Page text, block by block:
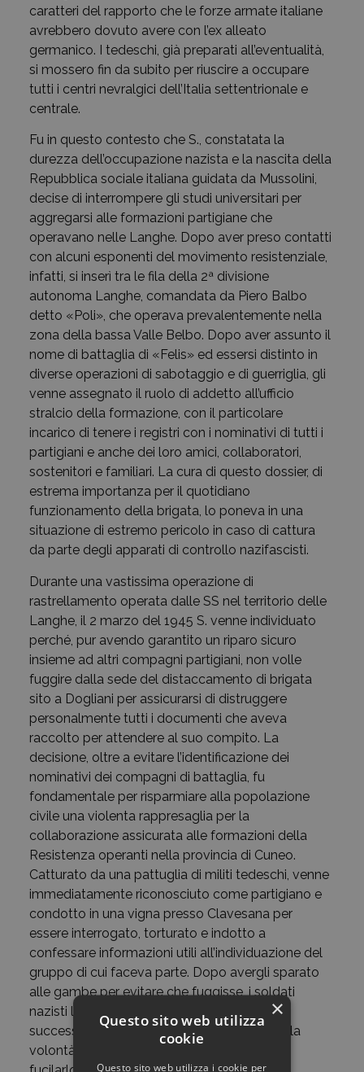
caratteri del rapporto che le forze armate italiane
avrebbero dovuto avere con l’ex alleato
germanico. I tedeschi, già preparati all’eventualità,
si mossero fin da subito per riuscire a occupare
tutti i centri nevralgici dell’Italia settentrionale e
centrale.
Fu in questo contesto che S., constatata la
durezza dell’occupazione nazista e la nascita della
Repubblica sociale italiana guidata da Mussolini,
decise di interrompere gli studi universitari per
aggregarsi alle formazioni partigiane che
operavano nelle Langhe. Dopo aver preso contatti
con alcuni esponenti del movimento resistenziale,
infatti, si inserì tra le fila della 2ª divisione
autonoma Langhe, comandata da Piero Balbo
detto «Poli», che operava prevalentemente nella
zona della bassa Valle Belbo. Dopo aver assunto il
nome di battaglia di «Felis» ed essersi distinto in
diverse operazioni di sabotaggio e di guerriglia, gli
venne assegnato il ruolo di addetto all’ufficio
stralcio della formazione, con il particolare
incarico di tenere i registri con i nominativi di tutti i
partigiani e anche dei loro amici, collaboratori,
sostenitori e familiari. La cura di questo dossier, di
estrema importanza per il quotidiano
funzionamento della brigata, lo poneva in una
situazione di estremo pericolo in caso di cattura
da parte degli apparati di controllo nazifascisti.
Durante una vastissima operazione di
rastrellamento operata dalle SS nel territorio delle
Langhe, il 2 marzo del 1945 S. venne individuato
perché, pur avendo garantito un riparo sicuro
insieme ad altri compagni partigiani, non volle
fuggire dalla sede del distaccamento di brigata
sito a Dogliani per assicurarsi di distruggere
personalmente tutti i documenti che aveva
raccolto per attendere al suo compito. La
decisione, oltre a evitare l’identificazione dei
nominativi dei compagni di battaglia, fu
fondamentale per risparmiare alla popolazione
civile una violenta rappresaglia per la
collaborazione assicurata alle formazioni della
Resistenza operanti nella provincia di Cuneo.
Catturato da una pattuglia di militi tedeschi, venne
immediatamente riconosciuto come partigiano e
condotto in una vigna presso Clavesana per
essere interrogato, torturato e indotto a
confessare informazioni utili all’individuazione del
gruppo di cui faceva parte. Dopo avergli sparato
alle gambe per evitare che fuggisse, i soldati
nazisti lo seviziarono fino all’alba del giorno
successivo e, visto il suo ostinato silenzio e la
volontà di non rivelare alcunché, decisero di
×
Questo sito web utilizza
cookie
Questo sito web utilizza i cookie per